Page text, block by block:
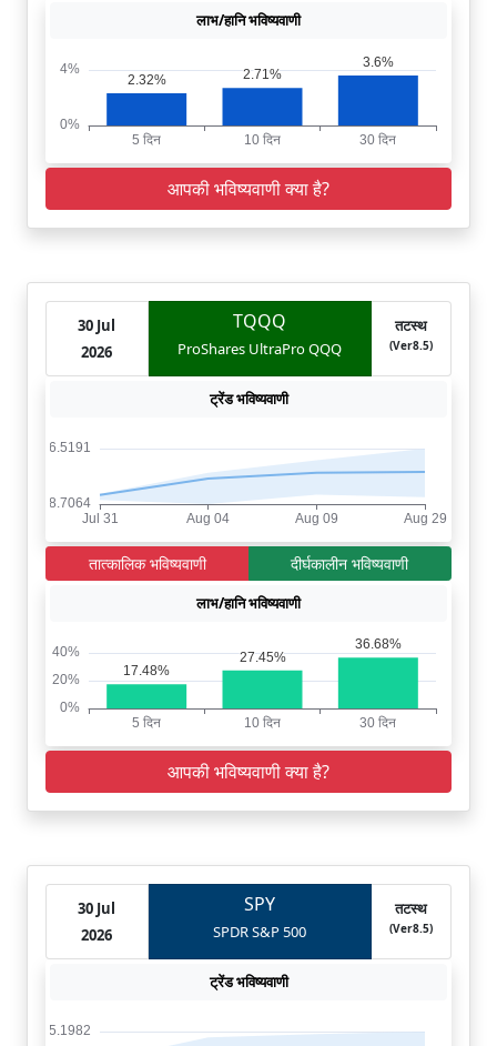
लाभ/हानि भविष्यवाणी
आपकी भविष्यवाणी क्या है?
30 Jul
2026
TQQQ
ProShares UltraPro QQQ
तटस्थ
(Ver8.5)
ट्रेंड भविष्यवाणी
तात्कालिक भविष्यवाणी दीर्घकालीन भविष्यवाणी
लाभ/हानि भविष्यवाणी
आपकी भविष्यवाणी क्या है?
30 Jul
2026
SPY
SPDR S&P 500
तटस्थ
(Ver8.5)
ट्रेंड भविष्यवाणी